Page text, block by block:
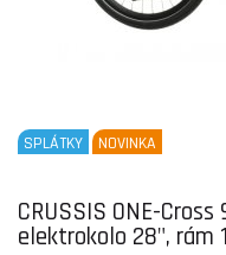
SPLÁTKY NOVINKA
CRUSSIS ONE-Cross
elektrokolo 28", rám